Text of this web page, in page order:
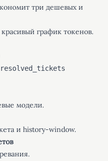
три дешевых и
график токенов.
модели.
и history-window.